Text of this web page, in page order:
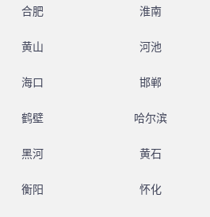
合肥 淮南
黄山 河池
海口 邯郸
鹤壁 哈尔滨
黑河 黄石
衡阳 怀化